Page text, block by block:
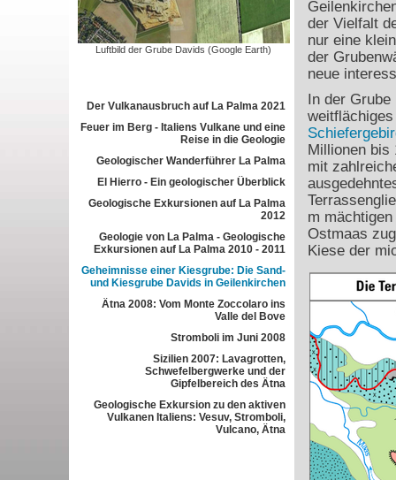
Luftbild der Grube Davids (Google Earth)
Der Vulkanausbruch auf La Palma 2021
Feuer im Berg - Italiens Vulkane und eine
Reise in die Geologie
Geologischer Wanderführer La Palma
El Hierro - Ein geologischer Überblick
Geologische Exkursionen auf La Palma
2012
Geologie von La Palma - Geologische
Exkursionen auf La Palma 2010 - 2011
Geheimnisse einer Kiesgrube: Die Sand-
und Kiesgrube Davids in Geilenkirchen
Ätna 2008: Vom Monte Zoccolaro ins
Valle del Bove
Stromboli im Juni 2008
Sizilien 2007: Lavagrotten,
Schwefelbergwerke und der
Gipfelbereich des Ätna
Geologische Exkursion zu den aktiven
Vulkanen Italiens: Vesuv, Stromboli,
Vulcano, Ätna
der Vielfalt
nur eine
der
neue
In der Grube
Millionen bis
mit
m
Ostmaas
Kiese der